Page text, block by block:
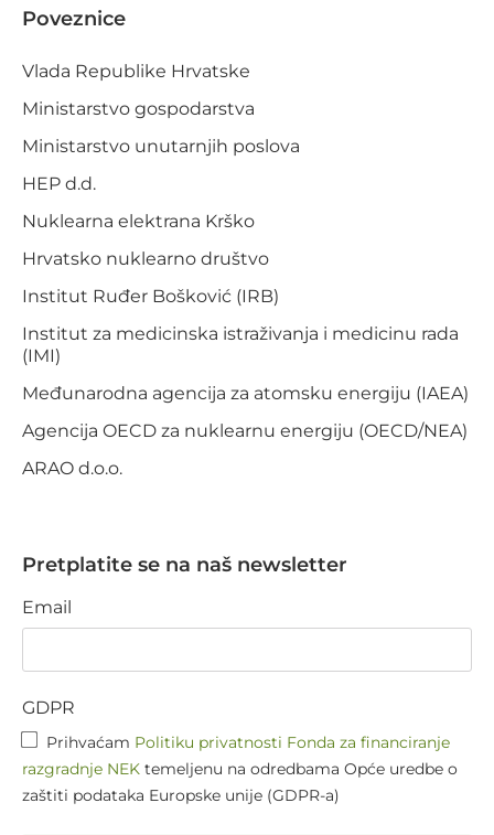
Poveznice
Vlada Republike Hrvatske
Ministarstvo gospodarstva
Ministarstvo unutarnjih poslova
HEP d.d.
Nuklearna elektrana Krško
Hrvatsko nuklearno društvo
Institut Ruđer Bošković (IRB)
Institut za medicinska istraživanja i medicinu rada
(IMI)
Međunarodna agencija za atomsku energiju (IAEA)
Agencija OECD za nuklearnu energiju (OECD/NEA)
ARAO d.o.o.
Pretplatite se na naš newsletter
Email
GDPR
Prihvaćam Politiku privatnosti Fonda za financiranje
razgradnje NEK temeljenu na odredbama Opće uredbe o
zaštiti podataka Europske unije (GDPR-a)